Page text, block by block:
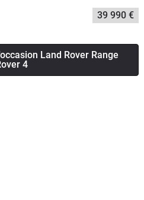
39 990 €
Land Rover Range
4